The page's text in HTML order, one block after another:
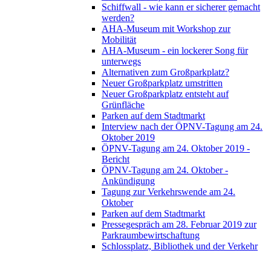
Schiffwall - wie kann er sicherer gemacht
werden?
AHA-Museum mit Workshop zur
Mobilität
AHA-Museum - ein lockerer Song für
unterwegs
Alternativen zum Großparkplatz?
Neuer Großparkplatz umstritten
Neuer Großparkplatz entsteht auf
Grünfläche
Parken auf dem Stadtmarkt
Interview nach der ÖPNV-Tagung am 24.
Oktober 2019
ÖPNV-Tagung am 24. Oktober 2019 -
Bericht
ÖPNV-Tagung am 24. Oktober -
Ankündigung
Tagung zur Verkehrswende am 24.
Oktober
Parken auf dem Stadtmarkt
Pressegespräch am 28. Februar 2019 zur
Parkraumbewirtschaftung
Schlossplatz, Bibliothek und der Verkehr